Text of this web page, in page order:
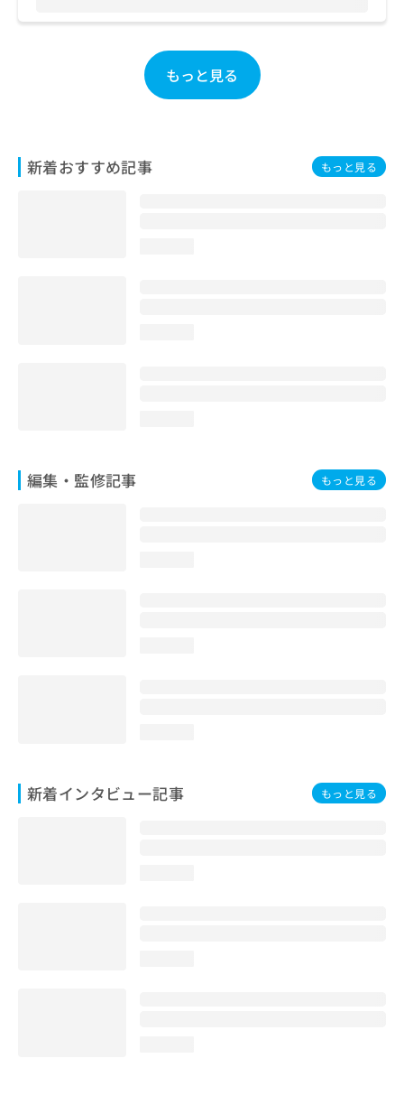
もっと見る
新着おすすめ記事 もっと見る
編集・監修記事 もっと見る
新着インタビュー記事 もっと見る
ち
ら